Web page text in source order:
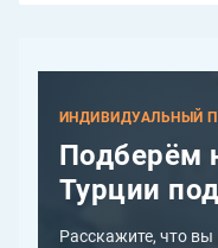
ИНДИВИДУАЛЬНЫЙ
Подберём
Турции
Расскажите, что